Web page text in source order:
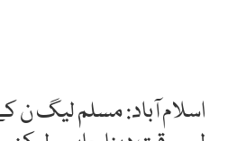
اسلام آباد: مسلم لیگ ن